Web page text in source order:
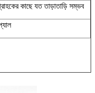
কাছে যত তাড়াতাড়ি সম্ভব